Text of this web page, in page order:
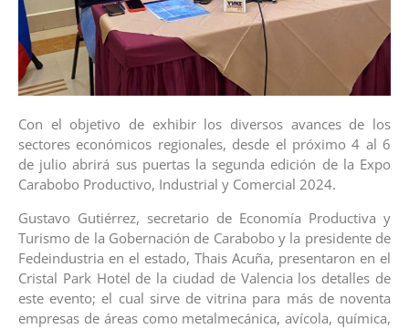
Con el objetivo de exhibir los diversos avances de los
sectores económicos regionales, desde el próximo 4 al 6
de julio abrirá sus puertas la segunda edición de la Expo
Carabobo Productivo, Industrial y Comercial 2024.
Gustavo Gutiérrez, secretario de Economía Productiva y
Turismo de la Gobernación de Carabobo y la presidente de
Fedeindustria en el estado, Thais Acuña, presentaron en el
Cristal Park Hotel de la ciudad de Valencia los detalles de
este evento; el cual sirve de vitrina para más de noventa
empresas de áreas como metalmecánica, avícola, química,